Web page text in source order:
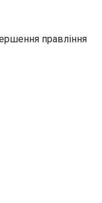
правління